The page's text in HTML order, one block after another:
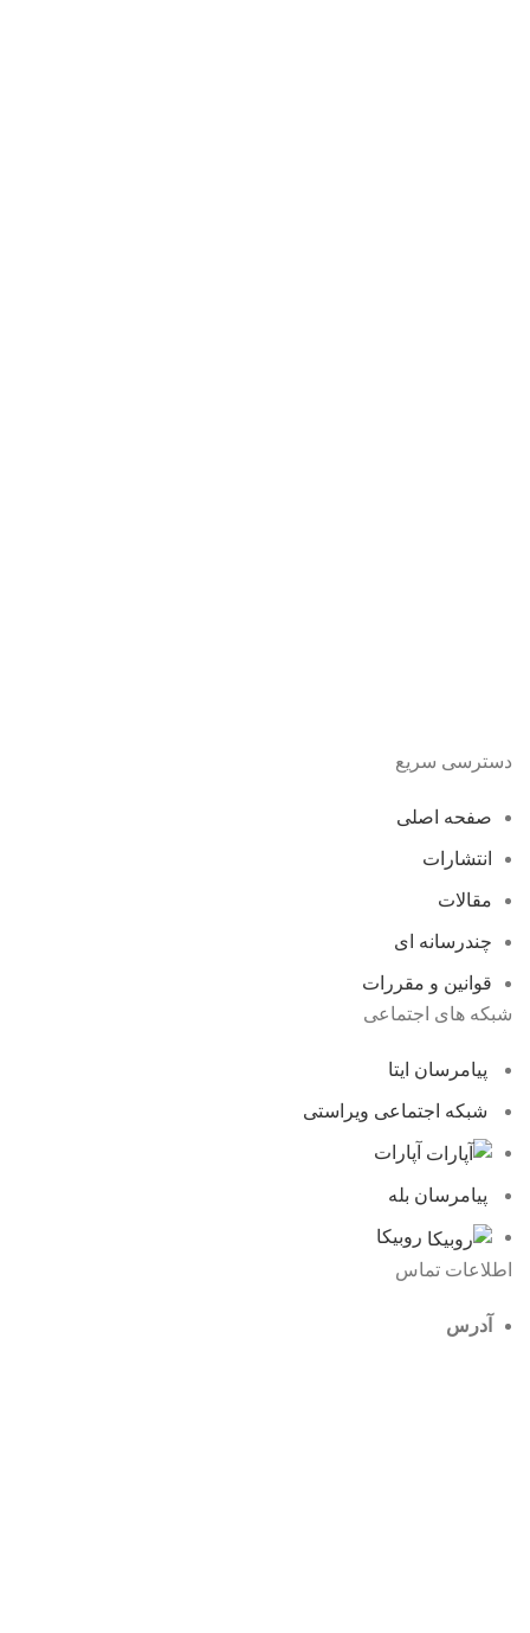
دسترسی سریع
صفحه اصلی
انتشارات
مقالات
چندرسانه ای
قوانین و مقررات
شبکه های اجتماعی
پیامرسان ایتا
شبکه اجتماعی ویراستی
آپارات
پیامرسان بله
روبیکا
اطلاعات تماس
آدرس